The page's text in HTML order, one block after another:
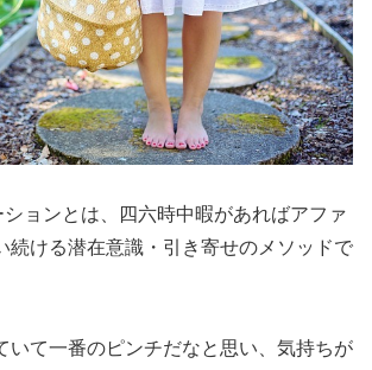
ョンとは、四六時中暇があればアファ
続ける潜在意識・引き寄せのメソッドで
いて一番のピンチだなと思い、気持ちが